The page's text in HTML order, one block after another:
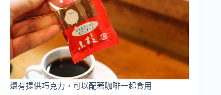
還有提供巧克力，可以配著咖啡一起食用